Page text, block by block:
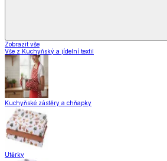
Zobrazit vše
Vše z Kuchyňský a jídelní textil
Kuchyňské zástěry a chňapky
Utěrky